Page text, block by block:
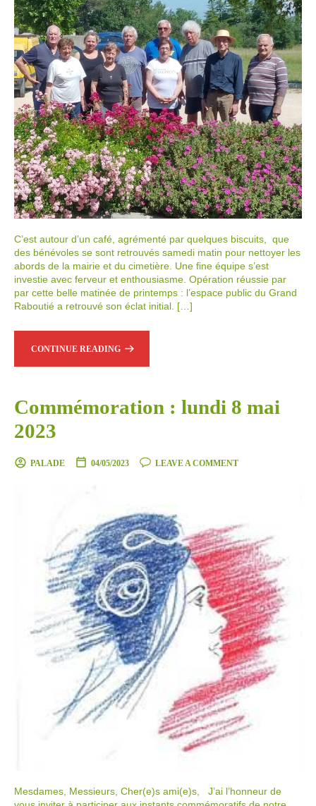
C’est autour d’un café, agrémenté par quelques biscuits, que
des bénévoles se sont retrouvés samedi matin pour nettoyer les
abords de la mairie et du cimetière. Une fine équipe s’est
investie avec ferveur et enthousiasme. Opération réussie par
par cette belle matinée de printemps : l’espace public du Grand
Raboutié a retrouvé son éclat initial. […]
CONTINUE READING
Commémoration : lundi 8 mai
2023
PALADE 04/05/2023 LEAVE A COMMENT
Mesdames, Messieurs, Cher(e)s ami(e)s, J’ai l’honneur de